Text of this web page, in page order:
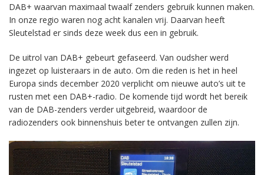
DAB+ waarvan maximaal twaalf zenders gebruik kunnen maken.
In onze regio waren nog acht kanalen vrij. Daarvan heeft
Sleutelstad er sinds deze week dus een in gebruik.
De uitrol van DAB+ gebeurt gefaseerd. Van oudsher werd
ingezet op luisteraars in de auto. Om die reden is het in heel
Europa sinds december 2020 verplicht om nieuwe auto’s uit te
rusten met een DAB+-radio. De komende tijd wordt het bereik
van de DAB-zenders verder uitgebreid, waardoor de
radiozenders ook binnenshuis beter te ontvangen zullen zijn.